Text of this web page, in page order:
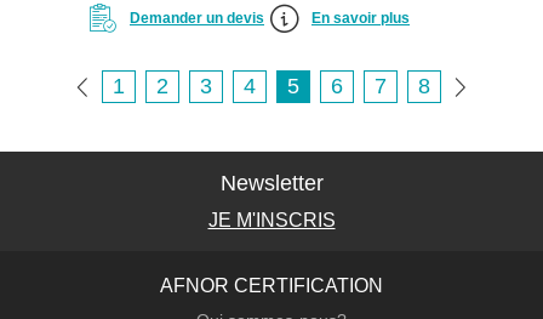
Demander un devis En savoir plus
1 2 3 4 5 6 7 8
Newsletter
JE M'INSCRIS
AFNOR CERTIFICATION